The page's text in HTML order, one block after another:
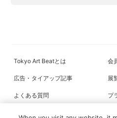
Tokyo Art Beatとは 会
広告・タイアップ記事 展
よくある質問 プ